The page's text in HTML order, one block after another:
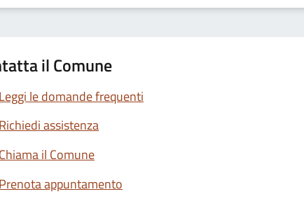
il Comune
le domande frequenti
assistenza
il Comune
appuntamento